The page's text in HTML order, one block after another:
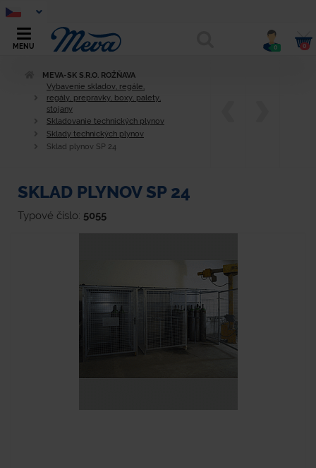
MENU 0 0
MEVA-SK S.R.O. ROŽŇAVA
Vybavenie skladov, regále,
regály, prepravky, boxy, palety,
stojany
Skladovanie technických plynov
Sklady technických plynov
Sklad plynov SP 24
SKLAD PLYNOV SP 24
Typové číslo: 5055